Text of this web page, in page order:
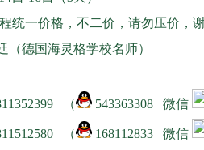
统一价格，不二价，请勿压价，
（德国海灵格学校名师）
（ 543363308 微信
（ 168112833 微信